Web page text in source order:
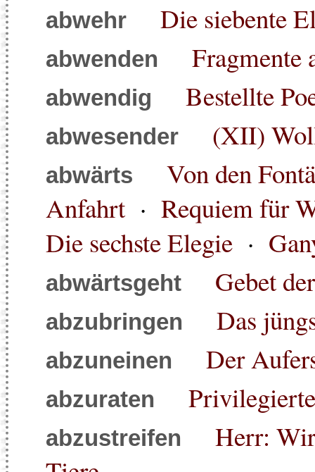
abwehr Die siebente
abwenden Fragmente
abwendig Bestellte
abwesender (XII)
abwärts
Von den
Anfahrt · Requiem für
Die sechste Elegie ·
abwärtsgeht Gebet
abzubringen Das
abzuneinen Der
abzuraten
abzustreifen
Herr: